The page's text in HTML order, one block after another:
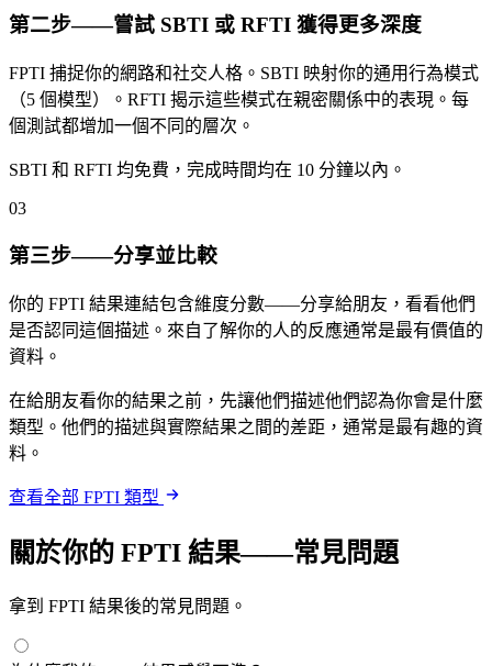
第二步——嘗試 SBTI 或 RFTI 獲得更多深度
FPTI 捕捉你的網路和社交人格。SBTI 映射你的通用行為模式
（5 個模型）。RFTI 揭示這些模式在親密關係中的表現。每
個測試都增加一個不同的層次。
SBTI 和 RFTI 均免費，完成時間均在 10 分鐘以內。
03
第三步——分享並比較
你的 FPTI 結果連結包含維度分數——分享給朋友，看看他們
是否認同這個描述。來自了解你的人的反應通常是最有價值的
資料。
在給朋友看你的結果之前，先讓他們描述他們認為你會是什麼
類型。他們的描述與實際結果之間的差距，通常是最有趣的資
料。
查看全部 FPTI 類型
關於你的 FPTI 結果——常見問題
拿到 FPTI 結果後的常見問題。